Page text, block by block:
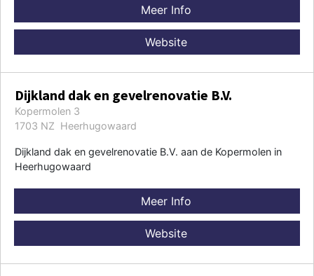
Meer Info
Website
Dijkland dak en gevelrenovatie B.V.
Kopermolen 3
1703 NZ Heerhugowaard
Dijkland dak en gevelrenovatie B.V. aan de Kopermolen in
Heerhugowaard
Meer Info
Website